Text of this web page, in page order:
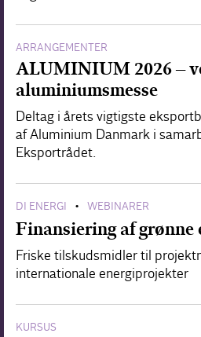
ARRANGEMENTER
ALUMINIUM 2026 –
aluminiumsmesse
Deltag i årets vigtigste
af Aluminium Danmark i
Eksportrådet.
DI ENERGI • WEBINARER
Finansiering af
Friske tilskudsmidler til
internationale energiprojekter
KURSUS